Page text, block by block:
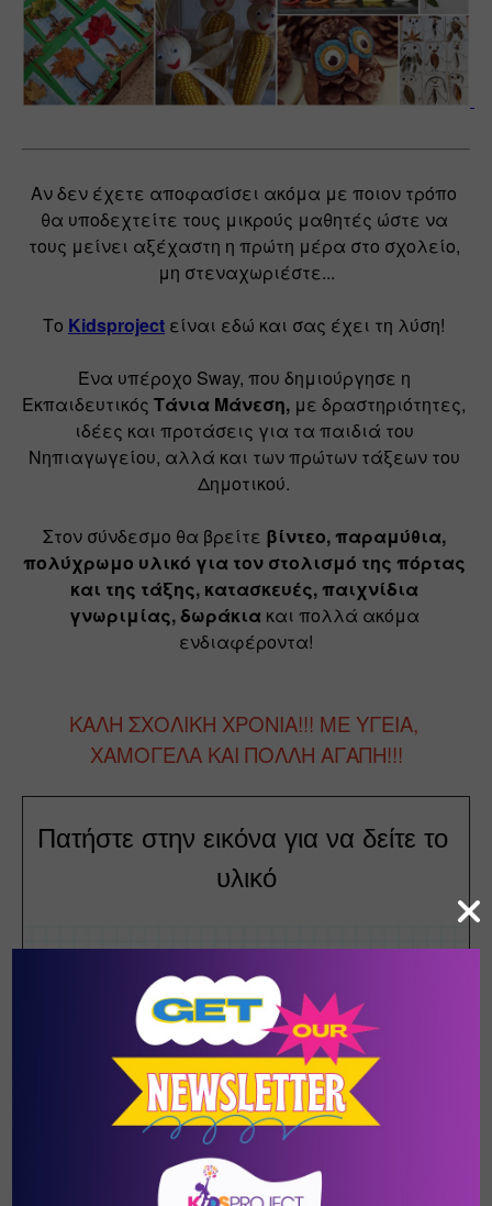
Αν δεν έχετε αποφασίσει ακόμα με ποιον τρόπο
θα υποδεχτείτε τους μικρούς μαθητές ώστε να
τους μείνει αξέχαστη η πρώτη μέρα στο σχολείο,
μη στεναχωριέστε...
Το Kidsproject είναι εδώ και σας έχει τη λύση!
Ένα υπέροχο Sway, που δημιούργησε η
Εκπαιδευτικός Τάνια Μάνεση, με δραστηριότητες,
ιδέες και προτάσεις για τα παιδιά του
Νηπιαγωγείου, αλλά και των πρώτων τάξεων του
Δημοτικού.
Στον σύνδεσμο θα βρείτε βίντεο, παραμύθια,
πολύχρωμο υλικό για τον στολισμό της πόρτας
και της τάξης, κατασκευές, παιχνίδια
γνωριμίας, δωράκια και πολλά ακόμα
ενδιαφέροντα!
ΚΑΛΗ ΣΧΟΛΙΚΗ ΧΡΟΝΙΑ!!! ΜΕ ΥΓΕΙΑ,
ΧΑΜΟΓΕΛΑ ΚΑΙ ΠΟΛΛΗ ΑΓΑΠΗ!!!
Πατήστε στην εικόνα για να δείτε το
υλικό